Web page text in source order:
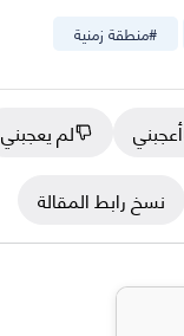
#منطقة زمنية
أعجبني
لم يعجبني
نسخ رابط المقالة